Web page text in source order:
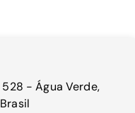
528 - Água Verde,